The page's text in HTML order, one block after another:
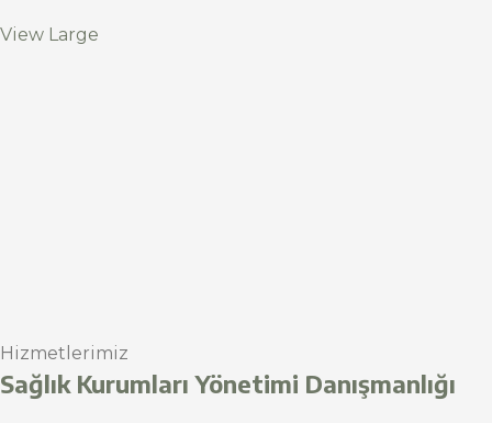
View Large
Hizmetlerimiz
Sağlık Kurumları Yönetimi Danışmanlığı